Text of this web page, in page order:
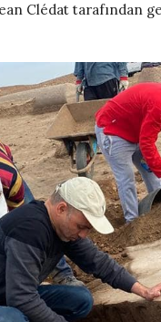
Clédat tarafından